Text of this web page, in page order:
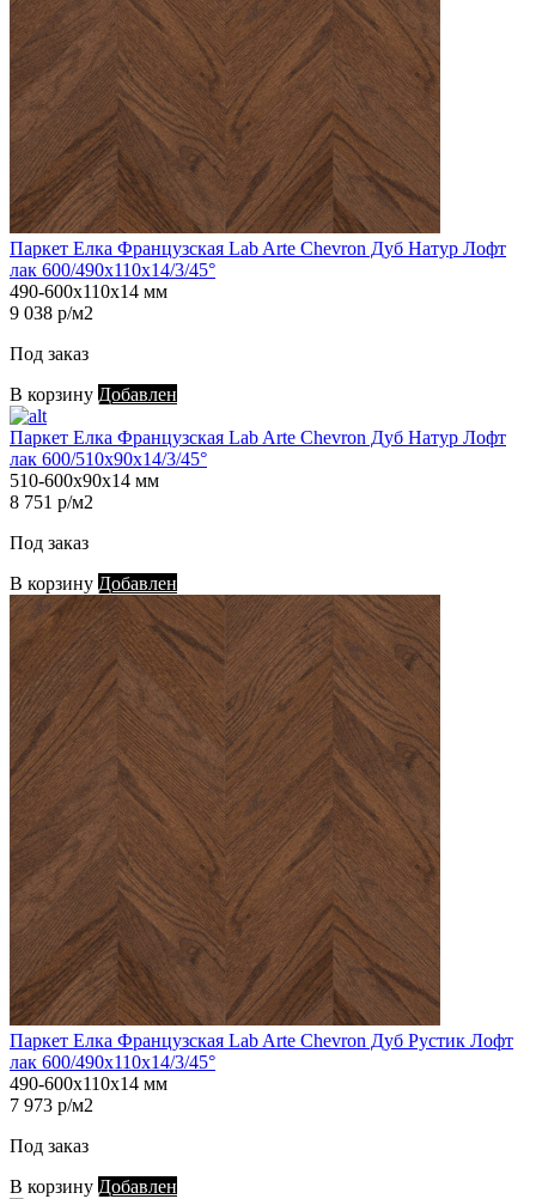
Паркет Елка Французская Lab Arte Chevron Дуб Натур Лофт
лак 600/490х110х14/3/45°
490-600х110х14 мм
9 038 р/м2
Под заказ
В корзину Добавлен
Паркет Елка Французская Lab Arte Chevron Дуб Натур Лофт
лак 600/510х90х14/3/45°
510-600х90х14 мм
8 751 р/м2
Под заказ
В корзину Добавлен
Паркет Елка Французская Lab Arte Chevron Дуб Рустик Лофт
лак 600/490х110х14/3/45°
490-600х110х14 мм
7 973 р/м2
Под заказ
В корзину Добавлен